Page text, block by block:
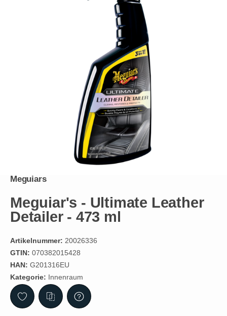
Meguiars
Meguiar's - Ultimate Leather
Detailer - 473 ml
Artikelnummer: 20026336
GTIN: 070382015428
HAN: G201316EU
Kategorie: Innenraum